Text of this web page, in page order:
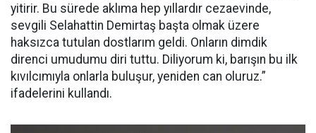
yitirir. Bu sürede aklıma hep yıllardır cezaevinde,
sevgili Selahattin Demirtaş başta olmak üzere
haksızca tutulan dostlarım geldi. Onların dimdik
direnci umudumu diri tuttu. Diliyorum ki, barışın bu ilk
kıvılcımıyla onlarla buluşur, yeniden can oluruz.”
ifadelerini kullandı.